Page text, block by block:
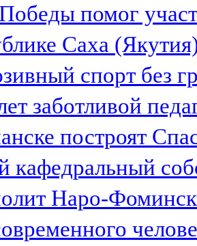
помог
Саха
спорт без
заботливой
построят
кафедральный
Наро-